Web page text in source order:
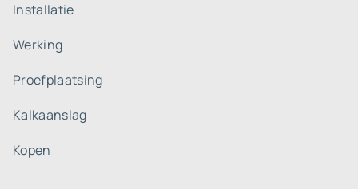
Installatie
Werking
Proefplaatsing
Kalkaanslag
Kopen